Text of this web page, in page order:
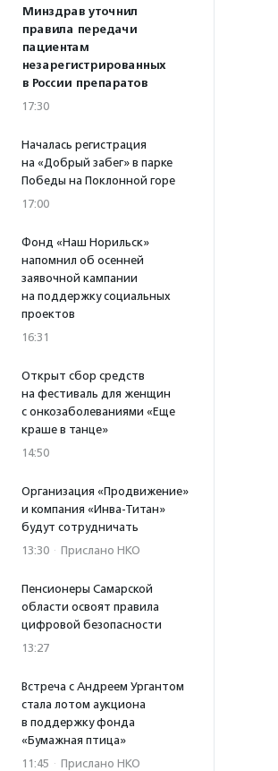
Минздрав уточнил
правила передачи
пациентам
незарегистрированных
в России препаратов
17:30
Началась регистрация
на «Добрый забег» в парке
Победы на Поклонной горе
17:00
Фонд «Наш Норильск»
напомнил об осенней
заявочной кампании
на поддержку социальных
проектов
16:31
Открыт сбор средств
на фестиваль для женщин
с онкозаболеваниями «Еще
краше в танце»
14:50
Организация «Продвижение»
и компания «Инва-Титан»
будут сотрудничать
13:30 · Прислано НКО
Пенсионеры Самарской
области освоят правила
цифровой безопасности
13:27
Встреча с Андреем Ургантом
стала лотом аукциона
в поддержку фонда
«Бумажная птица»
11:45 · Прислано НКО